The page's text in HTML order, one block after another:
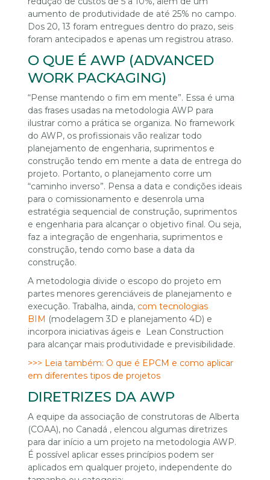
aumento de produtividade de até 25% no campo.
Dos 20, 13 foram entregues dentro do prazo, seis
foram antecipados e apenas um registrou atraso.
O QUE É AWP (ADVANCED
WORK PACKAGING)
“Pense mantendo o fim em mente”. Essa é uma
das frases usadas na metodologia AWP para
ilustrar como a prática se organiza. No framework
do AWP, os profissionais vão realizar todo
planejamento de engenharia, suprimentos e
construção tendo em mente a data de entrega do
projeto. Portanto, o planejamento corre um
“caminho inverso”. Pensa a data e condições ideais
para o comissionamento e desenrola uma
estratégia sequencial de construção, suprimentos
e engenharia para alcançar o objetivo final. Ou seja,
faz a integração de engenharia, suprimentos e
construção, tendo como base a data da
construção.
A metodologia divide o escopo do projeto em
partes menores gerenciáveis de planejamento e
execução. Trabalha, ainda, com tecnologias
BIM (modelagem 3D e planejamento 4D) e
incorpora iniciativas ágeis e Lean Construction
para alcançar mais produtividade e previsibilidade.
>>> Leia também: O que é EPCM e como aplicar
em diferentes tipos de projetos
DIRETRIZES DA AWP
A equipe da associação de construtoras de Alberta
(COAA), no Canadá , elencou algumas diretrizes
para dar início a um projeto na metodologia AWP.
É possível aplicar esses princípios podem ser
aplicados em qualquer projeto, independente do